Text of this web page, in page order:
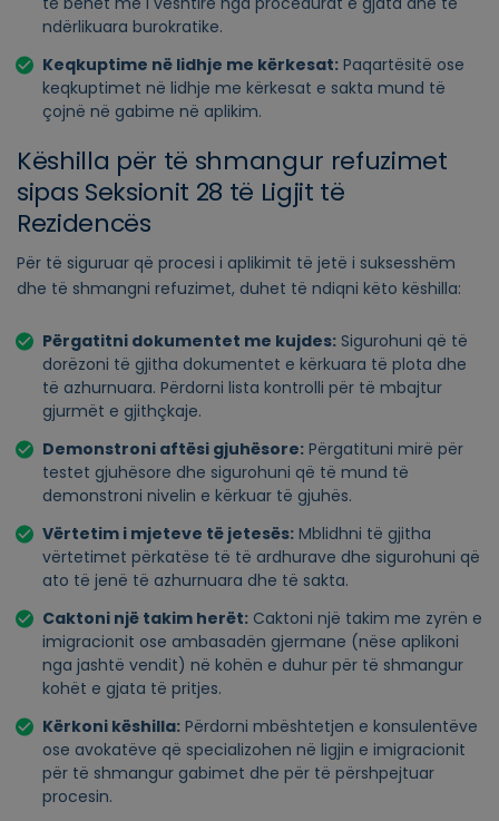
ndërlikuara burokratike.
Keqkuptime në lidhje me kërkesat: Paqartësitë ose
keqkuptimet në lidhje me kërkesat e sakta mund të
çojnë në gabime në aplikim.
Këshilla për të shmangur refuzimet
sipas Seksionit 28 të Ligjit të
Rezidencës
Për të siguruar që procesi i aplikimit të jetë i suksesshëm
dhe të shmangni refuzimet, duhet të ndiqni këto këshilla:
Përgatitni dokumentet me kujdes: Sigurohuni që të
dorëzoni të gjitha dokumentet e kërkuara të plota dhe
të azhurnuara. Përdorni lista kontrolli për të mbajtur
gjurmët e gjithçkaje.
Demonstroni aftësi gjuhësore: Përgatituni mirë për
testet gjuhësore dhe sigurohuni që të mund të
demonstroni nivelin e kërkuar të gjuhës.
Vërtetim i mjeteve të jetesës: Mblidhni të gjitha
vërtetimet përkatëse të të ardhurave dhe sigurohuni që
ato të jenë të azhurnuara dhe të sakta.
Caktoni një takim herët: Caktoni një takim me zyrën e
imigracionit ose ambasadën gjermane (nëse aplikoni
nga jashtë vendit) në kohën e duhur për të shmangur
kohët e gjata të pritjes.
Kërkoni këshilla: Përdorni mbështetjen e konsulentëve
ose avokatëve që specializohen në ligjin e imigracionit
për të shmangur gabimet dhe për të përshpejtuar
procesin.